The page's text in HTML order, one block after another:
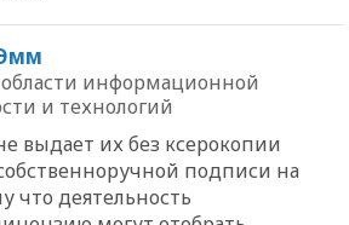
области информационной
и технологий
выдает их без ксерокопии
подписи на
что деятельность